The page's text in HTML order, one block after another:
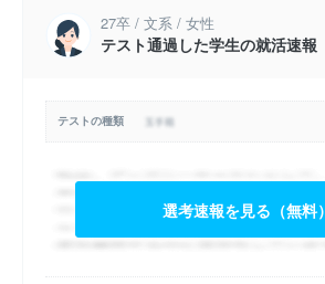
27卒 / 文系 / 女性
テスト通過した学生の就活速報
テストの種類
選考速報を見る（無料）